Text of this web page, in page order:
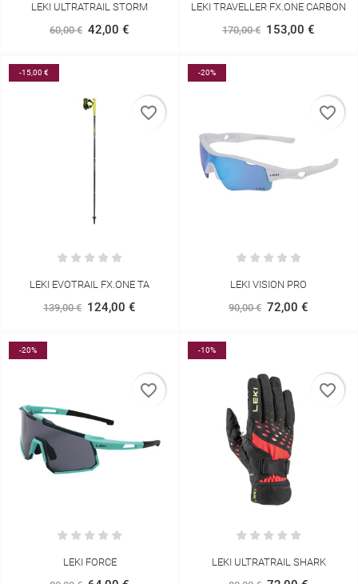
LEKI ULTRATRAIL STORM
60,00 € 42,00 €
LEKI TRAVELLER FX.ONE CARBON
170,00 € 153,00 €
-15,00 €
LEKI EVOTRAIL FX.ONE TA
139,00 € 124,00 €
favorite_border
-20%
LEKI VISION PRO
90,00 € 72,00 €
favorite_border
-20%
LEKI FORCE
favorite_border
-10%
LEKI ULTRATRAIL SHARK
favorite_border